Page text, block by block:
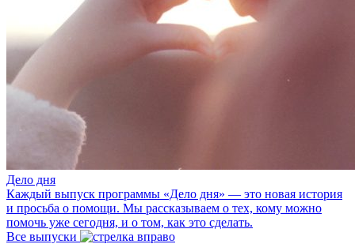
Дело дня
Каждый выпуск программы «Дело дня» — это новая история
и просьба о помощи. Мы рассказываем о тех, кому можно
помочь уже сегодня, и о том, как это сделать.
Все выпуски